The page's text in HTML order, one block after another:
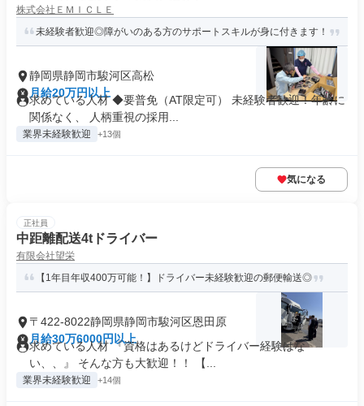
株式会社ＥＭＩＣＬＥ
未経験者歓迎◎障がいのある方のサポートスキルが身に付きます！
静岡県静岡市駿河区高松
月給20万円以上
求めている人材 ◆要普免（AT限定可） 未経験者歓迎！年齢に
関係なく、 人柄重視の採用...
業界未経験歓迎 +13個
気になる
正社員
中距離配送4tドライバー
有限会社望栄
【1年目年収400万可能！】ドライバー未経験歓迎の郵便輸送◎
〒422-8022静岡県静岡市駿河区恩田原
月給30万6000円以上
求めている人材 『資格はあるけどドライバー経験はな
い、、』 そんな方も大歓迎！！ 【...
業界未経験歓迎 +14個